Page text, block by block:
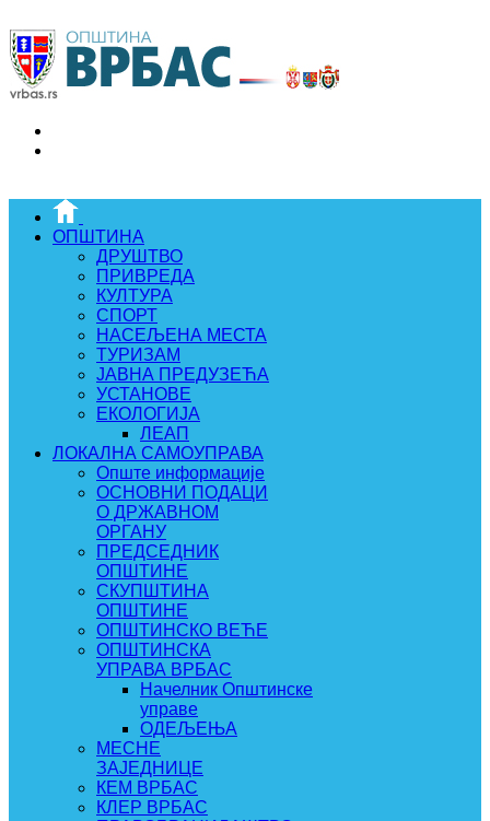
ОПШТИНА
ДРУШТВО
ПРИВРЕДА
КУЛТУРА
СПОРТ
НАСЕЉЕНА МЕСТА
ТУРИЗАМ
ЈАВНА ПРЕДУЗЕЋА
УСТАНОВЕ
ЕКОЛОГИЈА
ЛЕАП
ЛОКАЛНА САМОУПРАВА
Опште информације
ОСНОВНИ ПОДАЦИ
О ДРЖАВНОМ
ОРГАНУ
ПРЕДСЕДНИК
ОПШТИНЕ
СКУПШТИНА
ОПШТИНЕ
ОПШТИНСКО ВЕЋЕ
ОПШТИНСКА
УПРАВА ВРБАС
Начелник Општинске
управе
ОДЕЉЕЊА
МЕСНЕ
ЗАЈЕДНИЦЕ
КЕМ ВРБАС
КЛЕР ВРБАС